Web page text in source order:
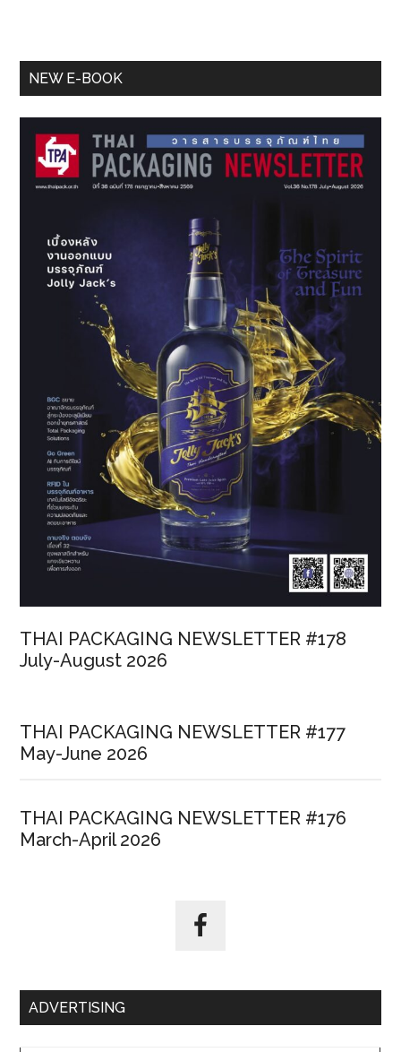
Primary
NEW E-BOOK
THAI PACKAGING NEWSLETTER #178
July-August 2026
THAI PACKAGING NEWSLETTER #177
May-June 2026
THAI PACKAGING NEWSLETTER #176
March-April 2026
ADVERTISING